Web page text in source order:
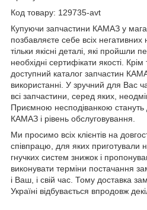
Код товару: 129735-avt
Купуючи запчастини КАМАЗ у
позбавляєте себе всіх негативних
тільки якісні деталі, які пройшли
необхідні сертифікати якості.
доступний каталог запчастин
використанні. У зручний для Вас
всі запчастини, серед яких,
Приємною несподіванкою стануть
КАМАЗ і рівень обслуговування.
Ми просимо всіх клієнтів на
співпрацю, для яких приготували
гнучких систем знижок і
виконувати терміни постачання
і Ваш, і свій час. Тому доставка
Україні відбувається впродовж